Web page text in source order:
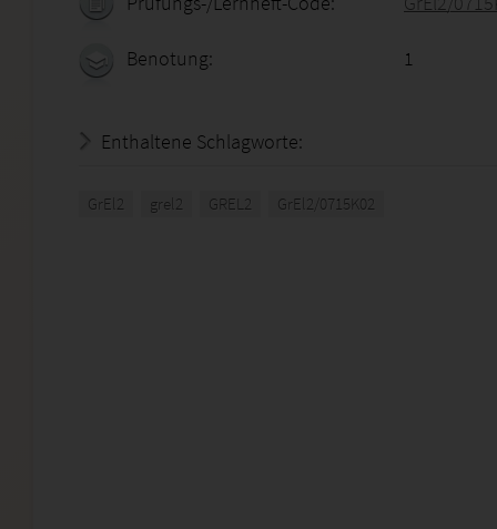
Benotung: 1
Enthaltene Schlagworte:
GrEl2 grel2 GREL2 GrEl2/0715K02